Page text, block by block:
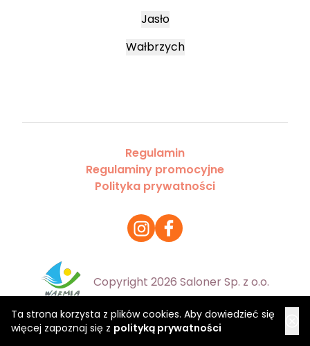
Ta strona korzysta z plików cookies. Aby dowiedzieć się
więcej zapoznaj się z polityką prywatności
Jasło
Wałbrzych
Regulamin
Regulaminy promocyjne
Polityka prywatności
Copyright 2026 Saloner Sp. z o.o.